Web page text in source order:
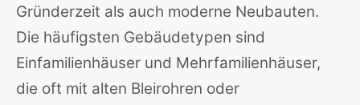
Gründerzeit als auch moderne Neubauten.
Die häufigsten Gebäudetypen sind
Einfamilienhäuser und Mehrfamilienhäuser,
die oft mit alten Bleirohren oder